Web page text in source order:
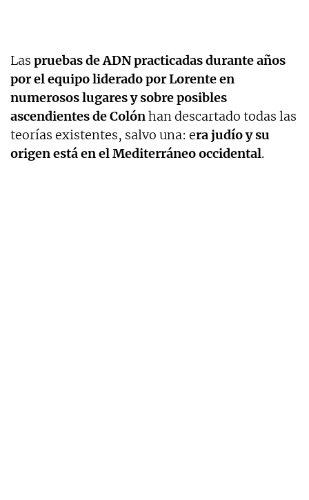
Las pruebas de ADN practicadas durante años
por el equipo liderado por Lorente en
numerosos lugares y sobre posibles
ascendientes de Colónhan descartado todas las
teorías existentes, salvo una: era judío y su
origen está en el Mediterráneo occidental.